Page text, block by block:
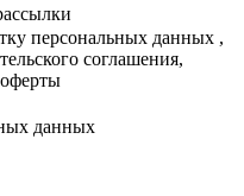
персональных данных ,
соглашения,
оферты
данных